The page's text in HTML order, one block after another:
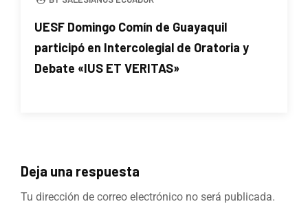
UESF Domingo Comín de Guayaquil
participó en Intercolegial de Oratoria y
Debate «IUS ET VERITAS»
Deja una respuesta
Tu dirección de correo electrónico no será publicada.